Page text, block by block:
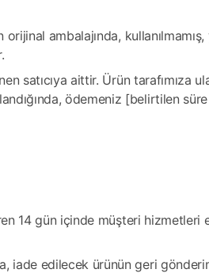
ambalajında,
satıcıya aittir. Ürün tarafımıza
ödemeniz [belirtilen süre
14 gün içinde müşteri
iade edilecek ürünün geri